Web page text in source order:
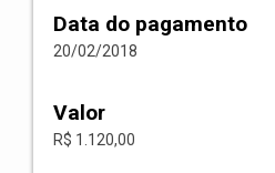
Data do pagamento
20/02/2018
Valor
R$ 1.120,00